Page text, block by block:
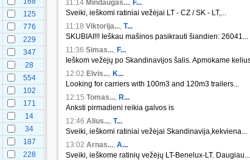
125
776
229
347
28
554
102
171
14
34
187
228
11:14 Mindaugas..., F...
Sveiki, ieškomi ratiniai vežėjai LT - CZ / SK - LT,...
11:18 Viktorija..., T...
SKUBIAI!!! Ieškau mašinos pasikrauti šiandien: 26041...
11:36 Simas..., F...
Ieškom vežėjų po Skandinavijos šalis. Apmokame
12:02 Elvis..., K...
Looking for carriers with 100m3 and 120m3 trailers...
12:15 Tomas..., R...
Anksti pirmadieni reikia galvos is
12:46 Alius..., T...
Sveiki, ieškomi ratiniai vežėjai Skandinavija,kekviena...
13:02 Arnas..., A...
Sveiki, ieškome ratinių vežėjų LT-Benelux-LT. Daugiau...